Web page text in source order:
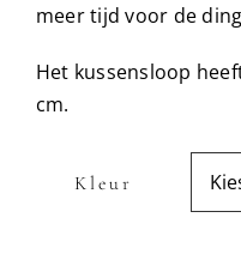
meer tijd voor de
Het kussensloop
cm.
Kleur